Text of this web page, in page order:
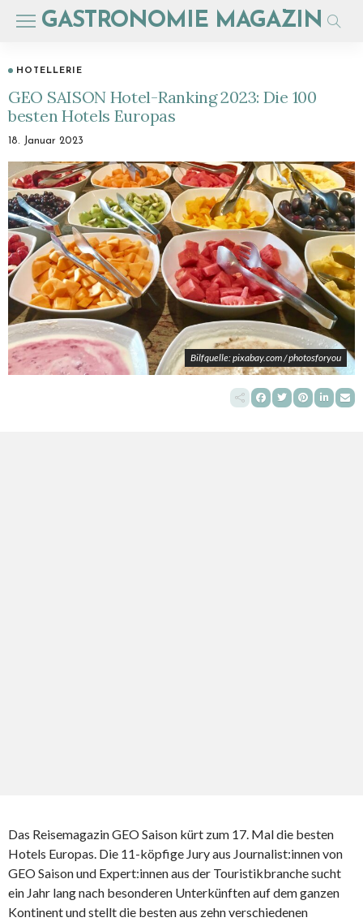
GASTRONOMIE MAGAZIN
HOTELLERIE
GEO SAISON Hotel-Ranking 2023: Die 100
besten Hotels Europas
18. Januar 2023
Bilfquelle: pixabay.com / photosforyou
Das Reisemagazin GEO Saison kürt zum 17. Mal die besten
Hotels Europas. Die 11-köpfige Jury aus Journalist:innen von
GEO Saison und Expert:innen aus der Touristikbranche sucht
ein Jahr lang nach besonderen Unterkünften auf dem ganzen
Kontinent und stellt die besten aus zehn verschiedenen